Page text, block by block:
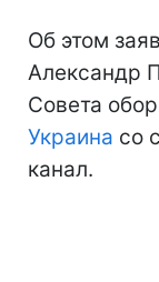
Об этом
Александр
Совета
Украина со
канал.